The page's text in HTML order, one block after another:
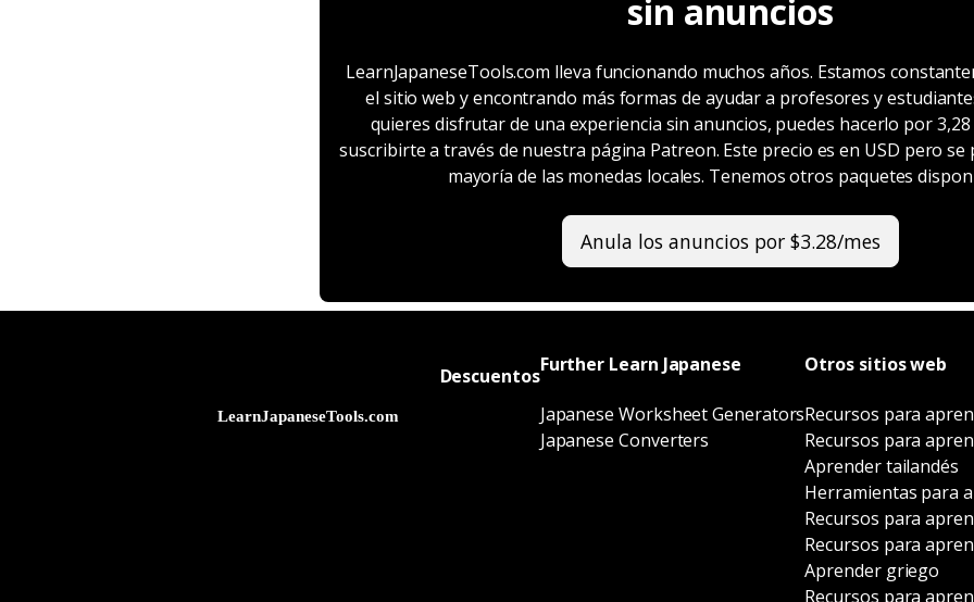
sin anuncios
LearnJapaneseTools.com lleva funcionando muchos años. Estamos
el sitio web y encontrando más formas de ayudar a profesores y
quieres disfrutar de una experiencia sin anuncios, puedes hacerlo por 3,28
suscribirte a través de nuestra página Patreon. Este precio es en USD pero se
mayoría de las monedas locales. Tenemos otros paquetes
Anula los anuncios por $3.28/mes
DescuentosFurther Learn Japanese
Japanese Worksheet Generators
Japanese Converters
Otros sitios web
Recursos para
Recursos para
Aprender tailandés
Herramientas para
Recursos para
Recursos para
Aprender griego
Recursos para